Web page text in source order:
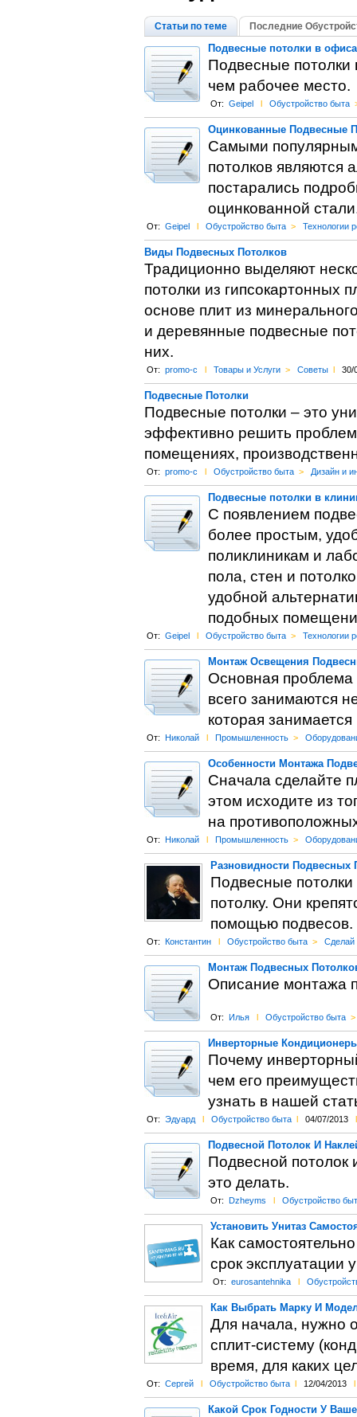
Статьи по теме Последние
Подвесные потолки в
Подвесные
чем рабочее место.
От: Geipel l Обустройство быта
Оцинкованные Подвесные
Самыми
потолков являются
постарались
оцинкованной
От: Geipel l Обустройство быта > Технологии
Виды Подвесных Потолков
Традиционно выделяют
потолки из гипсокартонных
основе плит из
и деревянные подвесные
них.
От: promo-c l Товары и Услуги > Советы l 30/
Подвесные Потолки
Подвесные потолки – это
эффективно решить
помещениях,
От: promo-c l Обустройство быта > Дизайн и
Подвесные потолки в
С появлением
более простым,
поликлиникам и
пола, стен и
удобной
подобных
От: Geipel l Обустройство быта > Технологии
Монтаж Освещения
Основная проблема
всего занимаются
которая
От: Николай l Промышленность >
Особенности Монтажа
Сначала сделайте
этом исходите из
на
От: Николай l Промышленность >
Разновидности Подвесных
Подвесные
потолку. Они
помощью подвесов.
От: Константин l Обустройство быта >
Монтаж Подвесных
Описание монтажа
От: Илья l Обустройство быта >
Инверторные
Почему
чем его
узнать в нашей
От: Эдуард l Обустройство быта l 04/07/2013 l
Подвесной Потолок И
Подвесной потолок
это делать.
От: Dzheyms l Обустройство
Установить Унитаз
Как
срок эксплуатации
От: eurosantehnika l
Как Выбрать Марку И
Для начала, нужно
сплит-систему
время, для каких
От: Сергей l Обустройство быта l 12/04/2013 l
Какой Срок Годности У